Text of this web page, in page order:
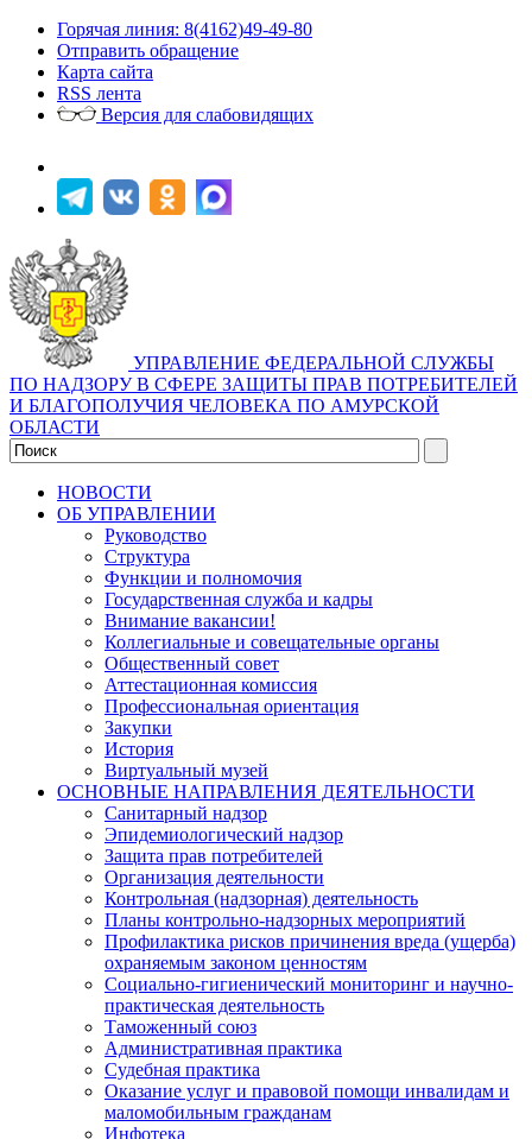
Горячая линия: 8(4162)49-49-80
Отправить обращение
Карта сайта
RSS лента
Версия для слабовидящих
УПРАВЛЕНИЕ ФЕДЕРАЛЬНОЙ СЛУЖБЫ
ПО НАДЗОРУ В СФЕРЕ ЗАЩИТЫ ПРАВ ПОТРЕБИТЕЛЕЙ
И БЛАГОПОЛУЧИЯ ЧЕЛОВЕКА ПО АМУРСКОЙ
ОБЛАСТИ
НОВОСТИ
ОБ УПРАВЛЕНИИ
Руководство
Структура
Функции и полномочия
Государственная служба и кадры
Внимание вакансии!
Коллегиальные и совещательные органы
Общественный совет
Аттестационная комиссия
Профессиональная ориентация
Закупки
История
Виртуальный музей
ОСНОВНЫЕ НАПРАВЛЕНИЯ ДЕЯТЕЛЬНОСТИ
Санитарный надзор
Эпидемиологический надзор
Защита прав потребителей
Организация деятельности
Контрольная (надзорная) деятельность
Планы контрольно-надзорных мероприятий
Профилактика рисков причинения вреда (ущерба)
охраняемым законом ценностям
Социально-гигиенический мониторинг и научно-
практическая деятельность
Таможенный союз
Административная практика
Судебная практика
Оказание услуг и правовой помощи инвалидам и
маломобильным гражданам
Инфотека